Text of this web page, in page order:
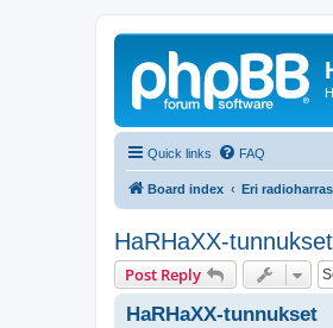
Quick links FAQ
Board index Eri
HaRHaXX-tunnukset
Post Reply
HaRHaXX-tunnukset